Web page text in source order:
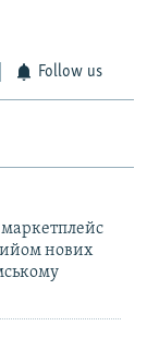
Follow us
нових